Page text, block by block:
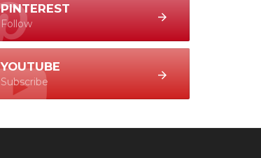
PINTEREST
Follow
YOUTUBE
Subscribe